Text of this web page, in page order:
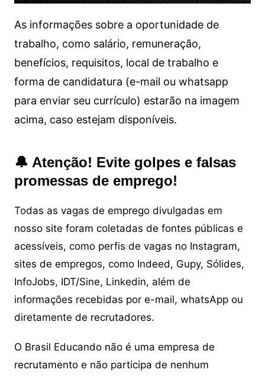
As informações sobre a oportunidade de
trabalho, como salário, remuneração,
benefícios, requisitos, local de trabalho e
forma de candidatura (e-mail ou whatsapp
para enviar seu currículo) estarão na imagem
acima, caso estejam disponíveis.
🔔 Atenção! Evite golpes e falsas
promessas de emprego!
Todas as vagas de emprego divulgadas em
nosso site foram coletadas de fontes públicas e
acessíveis, como perfis de vagas no Instagram,
sites de empregos, como Indeed, Gupy, Sólides,
InfoJobs, IDT/Sine, Linkedin, além de
informações recebidas por e-mail, whatsApp ou
diretamente de recrutadores.
O Brasil Educando não é uma empresa de
recrutamento e não participa de nenhum